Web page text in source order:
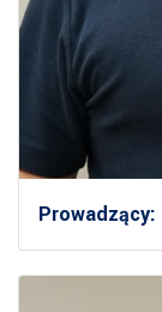
Prowadzący: